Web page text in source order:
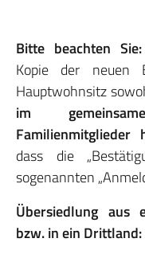
Bitte beachten
Kopie der neuen
Hauptwohnsitz
im
Familienmitglieder
dass die
sogenannten
Übersiedlung aus
bzw. in ein Drittland: